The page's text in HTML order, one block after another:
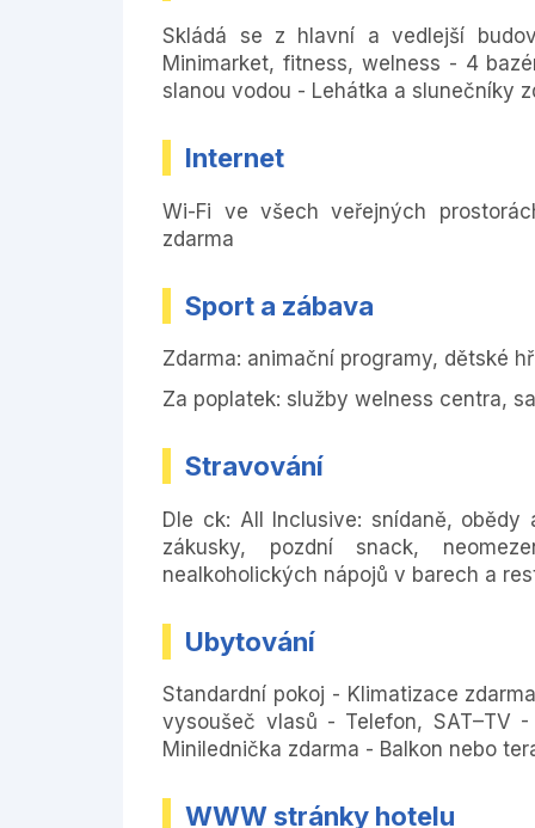
Skládá se z hlavní a vedlejší
Minimarket, fitness, welness - 4
slanou vodou - Lehátka a slunečníky
Internet
Wi-Fi ve všech veřejných
zdarma
Sport a zábava
Zdarma: animační programy, dětské
Za poplatek: služby welness centra,
Stravování
Dle ck: All Inclusive: snídaně,
zákusky, pozdní snack,
nealkoholických nápojů v barech a
Ubytování
Standardní pokoj - Klimatizace
vysoušeč vlasů - Telefon, SAT–TV
Minilednička zdarma - Balkon nebo
WWW stránky hotelu